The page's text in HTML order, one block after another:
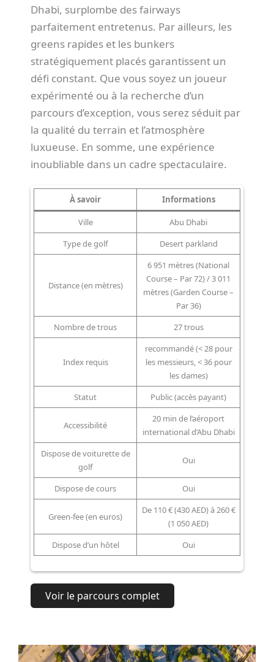
Dhabi, surplombe des fairways
parfaitement entretenus. Par ailleurs, les
greens rapides et les bunkers
stratégiquement placés garantissent un
défi constant. Que vous soyez un joueur
expérimenté ou à la recherche d’un
parcours d’exception, vous serez séduit par
la qualité du terrain et l’atmosphère
luxueuse. En somme, une expérience
inoubliable dans un cadre spectaculaire.
À savoir Informations
Ville
Abu Dhabi
Type de golf
Desert parkland
Distance (en mètres)
6 951 mètres (National
Course – Par 72) / 3 011
mètres (Garden Course –
Par 36)
Nombre de trous
27 trous
Index requis
recommandé (< 28 pour
les messieurs, < 36 pour
les dames)
Statut
Public (accès payant)
Accessibilité
20 min de l’aéroport
international d’Abu Dhabi
Dispose de voiturette de
golf
Oui
Dispose de cours Oui
Green-fee (en euros)
De 110 € (430 AED) à 260 €
(1 050 AED)
Dispose d’un hôtel
Oui
Voir le parcours complet